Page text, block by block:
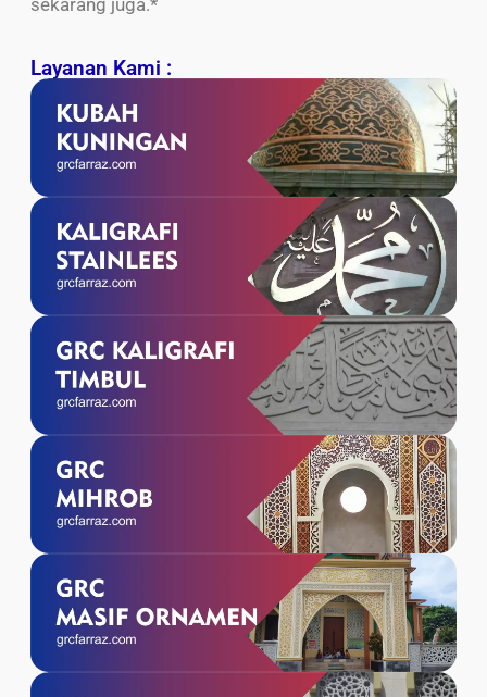
sekarang juga.*
Layanan Kami :